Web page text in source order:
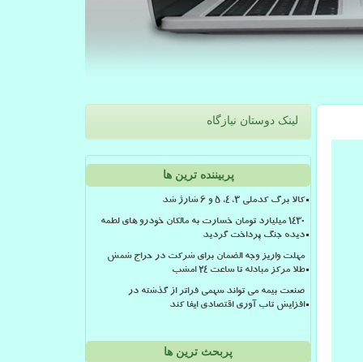
لینک دوستان نیازگاه
پربیننده ترین ها
کالا برگ کدملی 3، 4، 5 و 6 شارژ شد
۱۴۳۰ میلیارد تومان خسارت به مالکان خودرو های لطمه
دیده جنگ پرداخت گردید
مهلت واریز وجه الضمان برای شرکت در حراج شمش
طلا مرکز مبادله تا ساعت ۲۴ امشب
صنعت بیمه می تواند سهمی فراتر از گذشته در
افزایش تاب آوری اقتصادی ایفا کند
پربحث ترین ها